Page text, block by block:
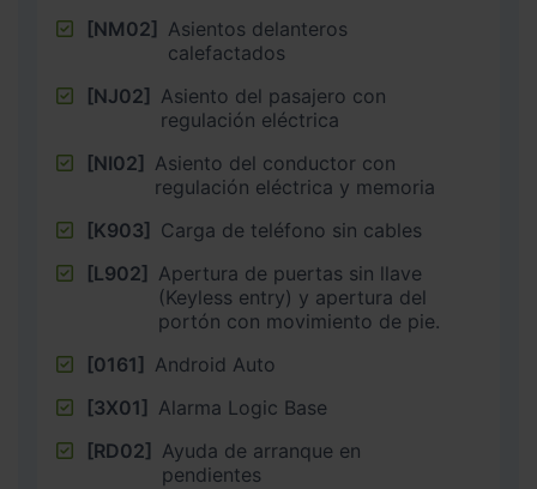
[NM02] Asientos delanteros
calefactados
[NJ02] Asiento del pasajero con
regulación eléctrica
[NI02] Asiento del conductor con
regulación eléctrica y memoria
[K903] Carga de teléfono sin cables
[L902] Apertura de puertas sin llave
(Keyless entry) y apertura del
portón con movimiento de pie.
[0161] Android Auto
[3X01] Alarma Logic Base
[RD02] Ayuda de arranque en
pendientes